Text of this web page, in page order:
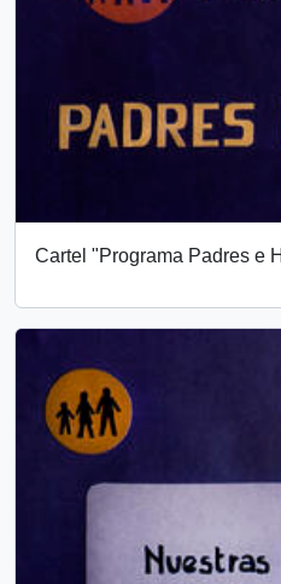
Cartel "Programa Padres e